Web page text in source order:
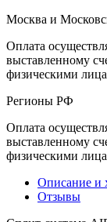
Москва и
Оплата
выставленному
физическими
Регионы РФ
Оплата
выставленному
физическими
Описание и
Отзывы